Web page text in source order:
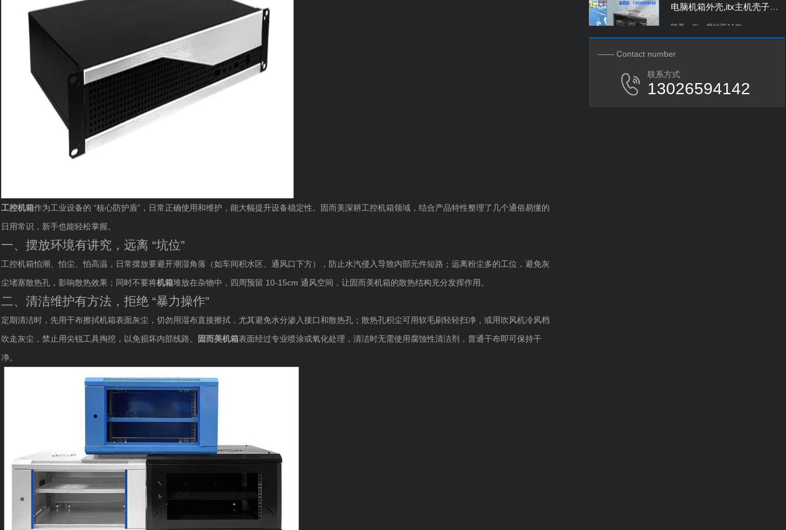
工控机箱作为工业设备的 “核心防护盾”，日常正确使用和维护，能大幅提升设备稳定性。固而美深耕工控机箱领域，结合产品特性整理了几个通俗易懂的
日用常识，新手也能轻松掌握。
一、摆放环境有讲究，远离 “坑位”
工控机箱怕潮、怕尘、怕高温，日常摆放要避开潮湿角落（如车间积水区、通风口下方），防止水汽侵入导致内部元件短路；远离粉尘多的工位，避免灰
尘堵塞散热孔，影响散热效果；同时不要将机箱堆放在杂物中，四周预留 10-15cm 通风空间，让固而美机箱的散热结构充分发挥作用。
二、清洁维护有方法，拒绝 “暴力操作”
定期清洁时，先用干布擦拭机箱表面灰尘，切勿用湿布直接擦拭，尤其避免水分渗入接口和散热孔；散热孔积尘可用软毛刷轻轻扫净，或用吹风机冷风档
吹走灰尘，禁止用尖锐工具掏挖，以免损坏内部线路。
固而美机箱表面经过专业喷涂或氧化处理，清洁时无需使用腐蚀性清洁剂，普通干布即可保持干
净。
钣金加工是钣金技术人员...
—— Contact number
联系方式
13026594142